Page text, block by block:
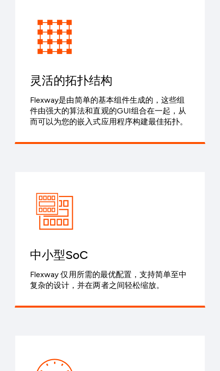
灵活的拓扑结构
Flexway是由简单的基本组件生成的，这些组
件由强大的算法和直观的GUI组合在一起，从
而可以为您的嵌入式应用程序构建最佳拓扑。
中小型SoC
Flexway 仅用所需的最优配置，支持简单至中
复杂的设计，并在两者之间轻松缩放。